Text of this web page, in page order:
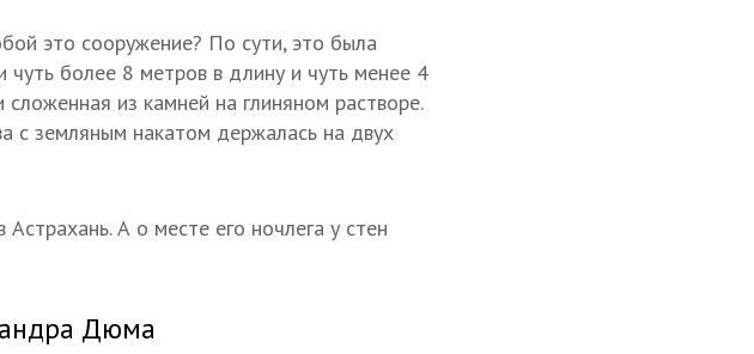
это сооружение? По сути, это была
чуть более 8 метров в длину и чуть менее 4
из камней на глиняном растворе.
с земляным накатом держалась на двух
А о месте его ночлега у стен
Дюма